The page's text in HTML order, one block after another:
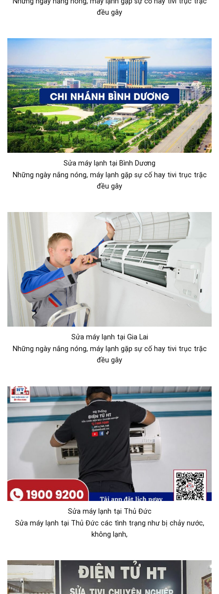
đều gây
Sửa máy lạnh tại Bình Dương
Những ngày nắng nóng, máy lạnh gặp sự cố hay tivi trục trặc
đều gây
Sửa máy lạnh tại Gia Lai
Những ngày nắng nóng, máy lạnh gặp sự cố hay tivi trục trặc
đều gây
Sửa máy lạnh tại Thủ Đức
Sửa máy lạnh tại Thủ Đức các tình trạng như bị chảy nước,
không lạnh,